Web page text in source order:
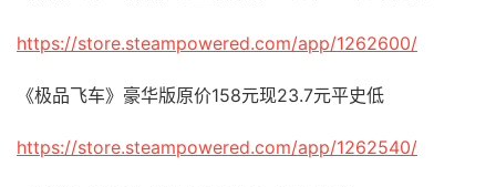
https://store.steampowered.com/app/1262600/
《极品飞车》豪华版原价158元现23.7元平史低
https://store.steampowered.com/app/1262540/